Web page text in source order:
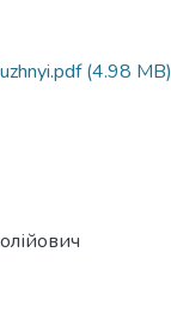
(4.98 MB)